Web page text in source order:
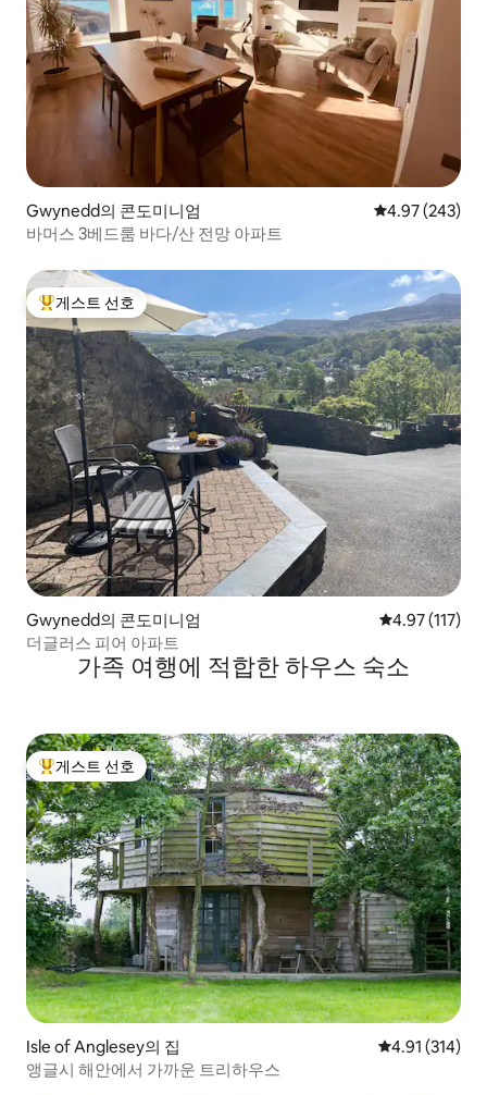
Gwynedd의 콘도미니엄 평점 4.97점(5
4.97 (243)
바머스 3베드룸 바다/산 전망 아파트
상위 게스트 선호
게스트 선호
Gwynedd의 콘도미니엄 평점 4.97점(5
4.97 (117)
더글러스 피어 아파트
가족 여행에 적합한 하우스 숙소
상위 게스트 선호
게스트 선호
Isle of Anglesey의 집 평점 4.91점(5
4.91 (314)
앵글시 해안에서 가까운 트리하우스